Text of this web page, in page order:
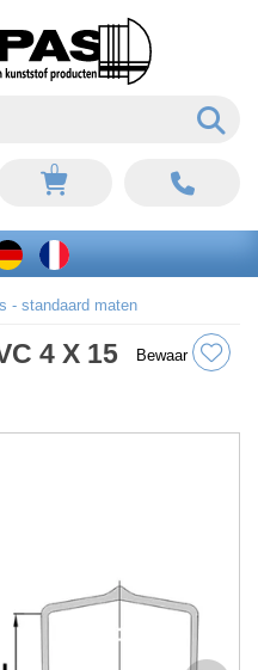
0
- standaard maten
4 X 15
Bewaar